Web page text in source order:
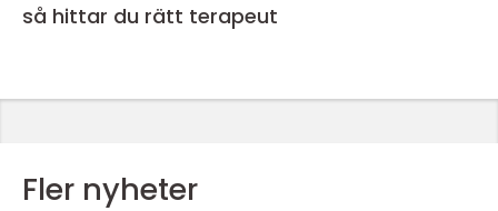
så hittar du rätt terapeut
Fler nyheter